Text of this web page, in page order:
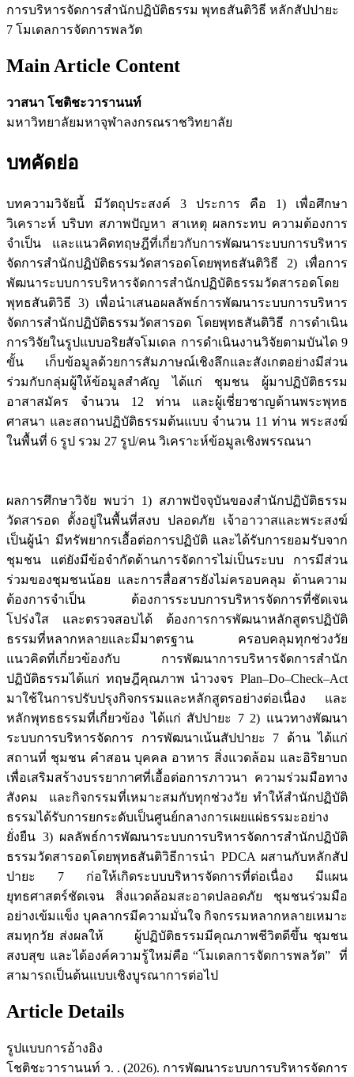
การบริหารจัดการสำนักปฏิบัติธรรม พุทธสันติวิธี หลักสัปปายะ
7 โมเดลการจัดการพลวัต
Main Article Content
วาสนา โชติชะวารานนท์
มหาวิทยาลัยมหาจุฬาลงกรณราชวิทยาลัย
บทคัดย่อ
บทความวิจัยนี้ มีวัตถุประสงค์ 3 ประการ คือ 1) เพื่อศึกษา
วิเคราะห์ บริบท สภาพปัญหา สาเหตุ ผลกระทบ ความต้องการ
จำเป็น และแนวคิดทฤษฎีที่เกี่ยวกับการพัฒนาระบบการบริหาร
จัดการสำนักปฏิบัติธรรมวัดสารอดโดยพุทธสันติวิธี 2) เพื่อการ
พัฒนาระบบการบริหารจัดการสำนักปฏิบัติธรรมวัดสารอดโดย
พุทธสันติวิธี 3) เพื่อนำเสนอผลลัพธ์การพัฒนาระบบการบริหาร
จัดการสำนักปฏิบัติธรรมวัดสารอด โดยพุทธสันติวิธี การดำเนิน
การวิจัยในรูปแบบอริยสัจโมเดล การดำเนินงานวิจัยตามบันได 9
ขั้น เก็บข้อมูลด้วยการสัมภาษณ์เชิงลึกและสังเกตอย่างมีส่วน
ร่วมกับกลุ่มผู้ให้ข้อมูลสำคัญ ได้แก่ ชุมชน ผู้มาปฏิบัติธรรม
อาสาสมัคร จำนวน 12 ท่าน และผู้เชี่ยวชาญด้านพระพุทธ
ศาสนา และสถานปฏิบัติธรรมต้นแบบ จำนวน 11 ท่าน พระสงฆ์
ในพื้นที่ 6 รูป รวม 27 รูป/คน วิเคราะห์ข้อมูลเชิงพรรณนา
ผลการศึกษาวิจัย พบว่า 1) สภาพปัจจุบันของสำนักปฏิบัติธรรม
วัดสารอด ตั้งอยู่ในพื้นที่สงบ ปลอดภัย เจ้าอาวาสและพระสงฆ์
เป็นผู้นำ มีทรัพยากรเอื้อต่อการปฏิบัติ และได้รับการยอมรับจาก
ชุมชน แต่ยังมีข้อจำกัดด้านการจัดการไม่เป็นระบบ การมีส่วน
ร่วมของชุมชนน้อย และการสื่อสารยังไม่ครอบคลุม ด้านความ
ต้องการจำเป็น ต้องการระบบการบริหารจัดการที่ชัดเจน
โปร่งใส และตรวจสอบได้ ต้องการการพัฒนาหลักสูตรปฏิบัติ
ธรรมที่หลากหลายและมีมาตรฐาน ครอบคลุมทุกช่วงวัย
แนวคิดที่เกี่ยวข้องกับ การพัฒนาการบริหารจัดการสำนัก
ปฏิบัติธรรมได้แก่ ทฤษฎีคุณภาพ นำวงจร Plan–Do–Check–Act
มาใช้ในการปรับปรุงกิจกรรมและหลักสูตรอย่างต่อเนื่อง และ
หลักพุทธธรรมที่เกี่ยวข้อง ได้แก่ สัปปายะ 7 2) แนวทางพัฒนา
ระบบการบริหารจัดการ การพัฒนาเน้นสัปปายะ 7 ด้าน ได้แก่
สถานที่ ชุมชน คำสอน บุคคล อาหาร สิ่งแวดล้อม และอิริยาบถ
เพื่อเสริมสร้างบรรยากาศที่เอื้อต่อการภาวนา ความร่วมมือทาง
สังคม และกิจกรรมที่เหมาะสมกับทุกช่วงวัย ทำให้สำนักปฏิบัติ
ธรรมได้รับการยกระดับเป็นศูนย์กลางการเผยแผ่ธรรมะอย่าง
ยั่งยืน 3) ผลลัพธ์การพัฒนาระบบการบริหารจัดการสำนักปฏิบัติ
ธรรมวัดสารอดโดยพุทธสันติวิธีการนำ PDCA ผสานกับหลักสัป
ปายะ 7 ก่อให้เกิดระบบบริหารจัดการที่ต่อเนื่อง มีแผน
ยุทธศาสตร์ชัดเจน สิ่งแวดล้อมสะอาดปลอดภัย ชุมชนร่วมมือ
อย่างเข้มแข็ง บุคลากรมีความมั่นใจ กิจกรรมหลากหลายเหมาะ
สมทุกวัย ส่งผลให้ ผู้ปฏิบัติธรรมมีคุณภาพชีวิตดีขึ้น ชุมชน
สงบสุข และได้องค์ความรู้ใหม่คือ “โมเดลการจัดการพลวัต” ที่
สามารถเป็นต้นแบบเชิงบูรณาการต่อไป
Article Details
รูปแบบการอ้างอิง
โชติชะวารานนท์ ว. . (2026). การพัฒนาระบบการบริหารจัดการ